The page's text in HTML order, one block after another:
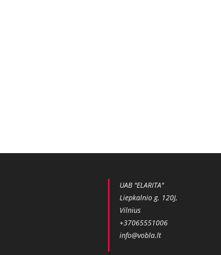
UAB "ELARITA"
Liepkalnio g. 120J,
Vilnius
+37065551006
info@vobla.lt